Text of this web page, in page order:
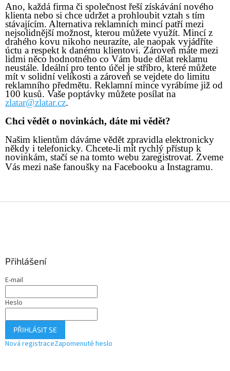
Ano, každá firma či společnost řeší získávání nového
klienta nebo si chce udržet a prohloubit vztah s tím
stávajícím. Alternativa reklamních mincí patří mezi
nejsolidnější možnost, kterou můžete využít. Mincí z
drahého kovu nikoho neurazíte, ale naopak vyjádříte
úctu a respekt k danému klientovi. Zároveň máte mezi
lidmi něco hodnotného co Vám bude dělat reklamu
neustále. Ideální pro tento účel je stříbro, které můžete
mít v solidní velikosti a zároveň se vejdete do limitu
reklamního předmětu. Reklamní mince vyrábíme již od
100 kusů. Vaše poptávky můžete posílat na
zlatar@zlatar.cz.
Chci vědět o novinkách, dáte mi vědět?
Našim klientům dáváme vědět zpravidla elektronicky
někdy i telefonicky. Chcete-li mít rychlý přístup k
novinkám, stačí se na tomto webu zaregistrovat. Zveme
Vás mezi naše fanoušky na Facebooku a Instagramu.
Přihlášení
E-mail
Heslo
PŘIHLÁSIT SE
Nová registraceZapomenuté heslo